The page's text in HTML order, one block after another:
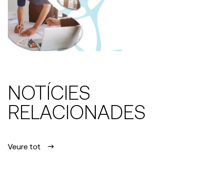
NOTÍCIES
RELACIONADES
Veure tot